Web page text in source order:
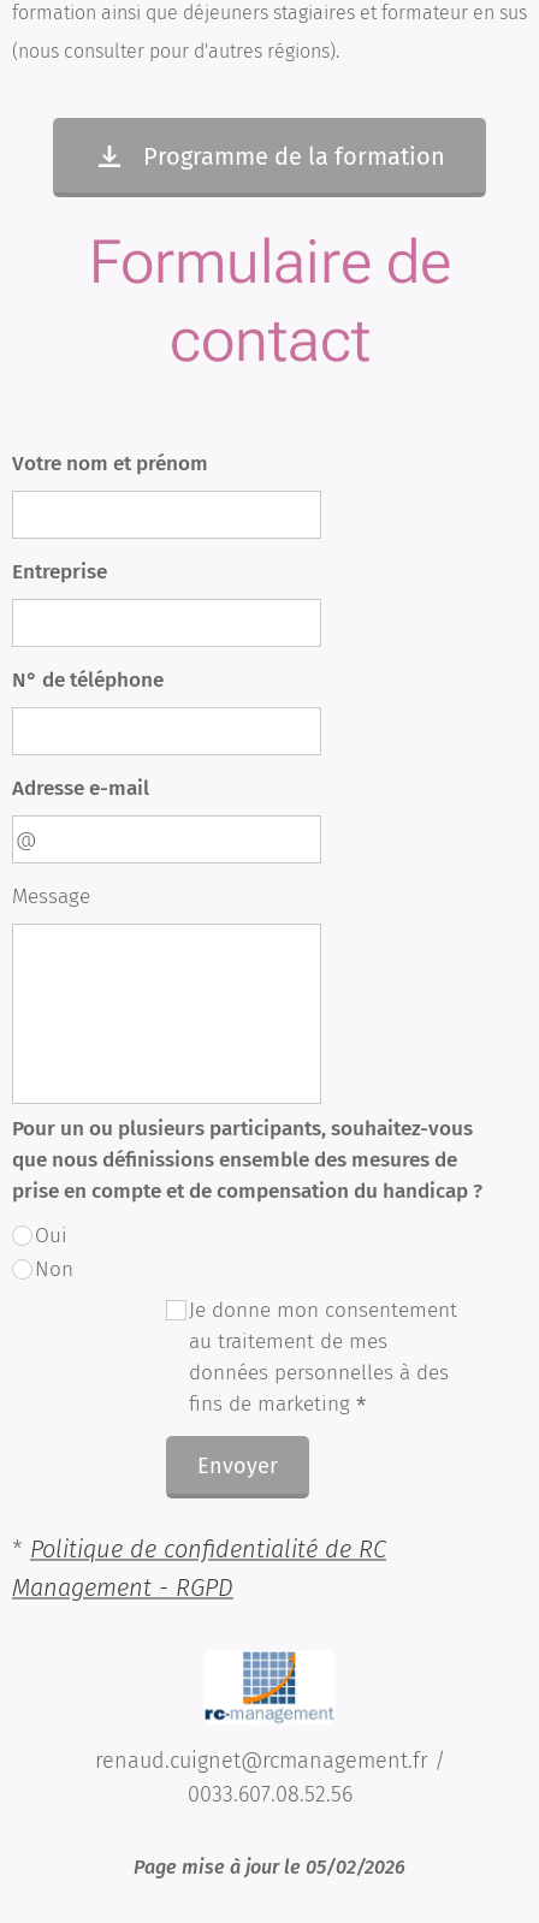
formation ainsi que déjeuners stagiaires et formateur en sus
(nous consulter pour d'autres régions).
Programme de la formation
Formulaire de
contact
Votre nom et prénom
Entreprise
N° de téléphone
Adresse e-mail
Message
Pour un ou plusieurs participants, souhaitez-vous
que nous définissions ensemble des mesures de
prise en compte et de compensation du handicap ?
Oui
Non
Je donne mon consentement
au traitement de mes
données personnelles à des
fins de marketing
Envoyer
* Politique de confidentialité de RC
Management - RGPD
renaud.cuignet@rcmanagement.fr /
0033.607.08.52.56
Page mise à jour le 05/02/2026